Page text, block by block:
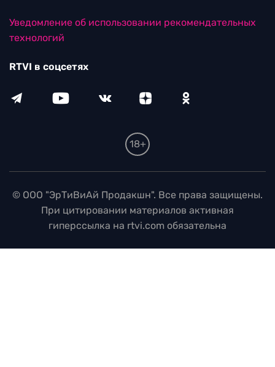
Уведомление об использовании рекомендательных
технологий
RTVI в соцсетях
18+
© ООО "ЭрТиВиАй Продакшн". Все права защищены.
При цитировании материалов активная
гиперссылка на rtvi.com обязательна